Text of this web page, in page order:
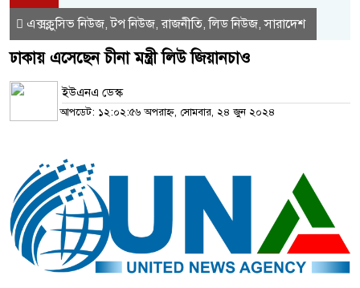
এক্সক্লুসিভ নিউজ ,টপ নিউজ ,রাজনীতি ,লিড নিউজ ,সারাদেশ
ঢাকায় এসেছেন চীনা মন্ত্রী লিউ জিয়ানচাও
ইউএনএ ডেস্ক
আপডেট: ১২:০২:৫৬ অপরাহ্ন, সোমবার, ২৪ জুন ২০২৪